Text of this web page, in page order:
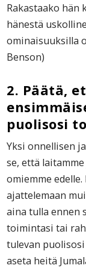
Rakastaako hän
hänestä
ominaisuuksilla
Benson)
2. Päätä,
puolisosi
Yksi onnellisen
se, että
omiemme
ajattelemaan
aina tulla ennen
toimintasi tai
tulevan
aseta heitä